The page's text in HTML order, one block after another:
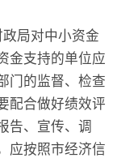
局对中小资金
金支持的单位应
门的监督、检查
配合做好绩效评
告、宣传、调
应按照市经济信